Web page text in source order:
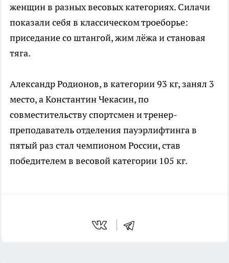
женщин в разных весовых категориях. Силачи
показали себя в классическом троеборье:
приседание со штангой, жим лёжа и становая
тяга.
Александр Родионов, в категории 93 кг, занял 3
место, а Константин Чекасин, по
совместительству спортсмен и тренер-
преподаватель отделения пауэрлифтинга в
пятый раз стал чемпионом России, став
победителем в весовой категории 105 кг.